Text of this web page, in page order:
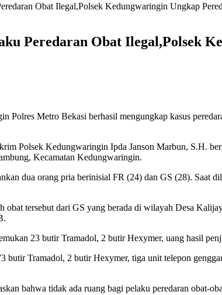
Obat Ilegal,Polsek Kedungwaringin Ungkap
Peredaran Obat Ilegal,Polsek
Metro Bekasi berhasil mengungkap kasus
Polsek Kedungwaringin Ipda Janson Marbun, S.H.
Kecamatan Kedungwaringin.
dua orang pria berinisial FR (24) dan GS (28). Saat
tersebut dari GS yang berada di wilayah Desa
23 butir Tramadol, 2 butir Hexymer, uang hasil
butir Tramadol, 2 butir Hexymer, tiga unit telepon
bahwa tidak ada ruang bagi pelaku peredaran obat-